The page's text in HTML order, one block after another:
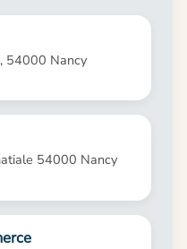
54000 Nancy
54000 Nancy